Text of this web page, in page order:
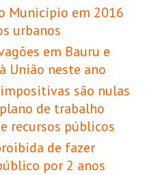
Município em 2016
urbanos
em Bauru e
União neste ano
são nulas
de trabalho
recursos públicos
de fazer
por 2 anos